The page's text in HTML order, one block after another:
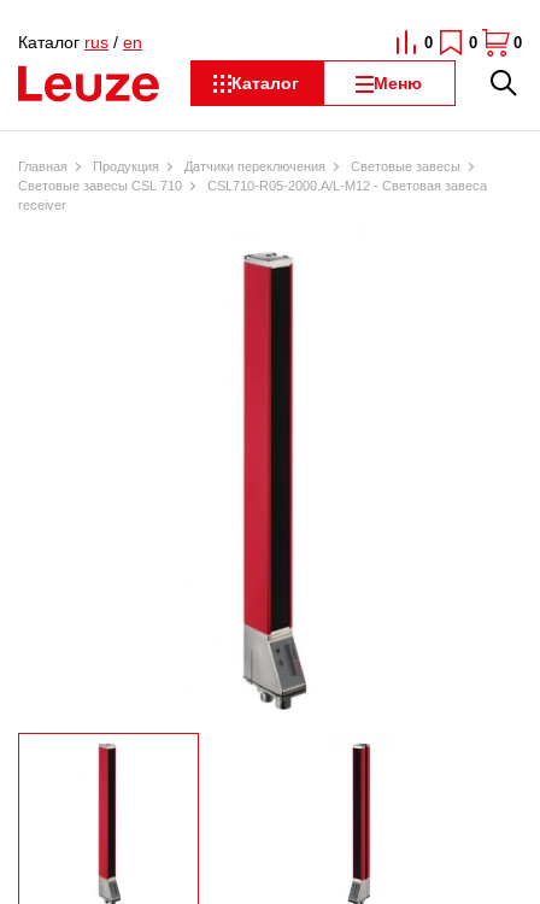
Каталог Меню
Каталог rus / en 0 0 0
Главная Продукция Датчики переключения
Световые завесы
Световые завесы CSL 710
CSL710-R05-2000.A/L-M12 - Световая завеса
receiver